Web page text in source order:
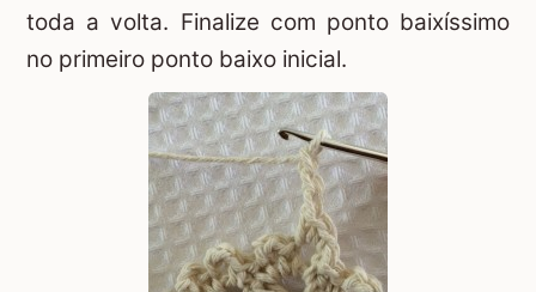
toda a volta. Finalize com ponto baixíssimo
no primeiro ponto baixo inicial.